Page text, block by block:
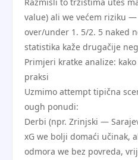
value) ali we većem riziku —
over/under 1. 5/2. 5 naked
statistika kaže drugačije
Primjeri kratke analize:
praksi
Uzmimo attempt tipična
ough ponudi:
Derbi (npr. Zrinjski —
xG we bolji domaći učinak,
odmora we bez povreda,